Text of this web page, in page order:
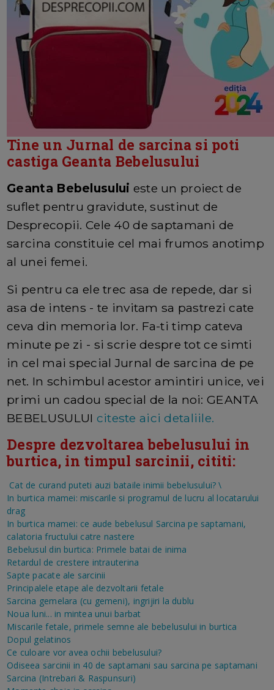
Tine un Jurnal de sarcina si poti
castiga Geanta Bebelusului
Geanta Bebelusului este un proiect de
suflet pentru gravidute, sustinut de
Desprecopii. Cele 40 de saptamani de
sarcina constituie cel mai frumos anotimp
al unei femei.
Si pentru ca ele trec asa de repede, dar si
asa de intens - te invitam sa pastrezi cate
ceva din memoria lor. Fa-ti timp cateva
minute pe zi - si scrie despre tot ce simti
in cel mai special Jurnal de sarcina de pe
net. In schimbul acestor amintiri unice, vei
primi un cadou special de la noi: GEANTA
BEBELUSULUI citeste aici detaliile.
Despre dezvoltarea bebelusului in
burtica, in timpul sarcinii, cititi:
Cat de curand puteti auzi bataile inimii bebelusului? \
In burtica mamei: miscarile si programul de lucru al locatarului
drag
In burtica mamei: ce aude bebelusul Sarcina pe saptamani,
calatoria fructului catre nastere
Bebelusul din burtica: Primele batai de inima
Retardul de crestere intrauterina
Sapte pacate ale sarcinii
Principalele etape ale dezvoltarii fetale
Sarcina gemelara (cu gemeni), ingrijiri la dublu
Noua luni... in mintea unui barbat
Miscarile fetale, primele semne ale bebelusului in burtica
Dopul gelatinos
Ce culoare vor avea ochii bebelusului?
Odiseea sarcinii in 40 de saptamani sau sarcina pe saptamani
Sarcina (Intrebari & Raspunsuri)